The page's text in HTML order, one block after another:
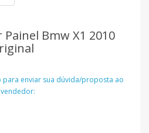
Bmw X1 2010
enviar sua dúvida/proposta ao
vendedor: